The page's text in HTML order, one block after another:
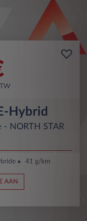
Hybrid
- NORTH STAR
41 g/km
AAN